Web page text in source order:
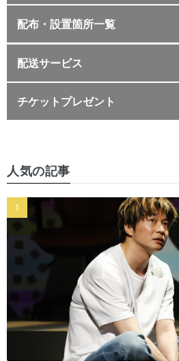
配布・設置箇所一覧
配送サービス
チケットプレゼント
人気の記事